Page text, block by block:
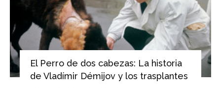
El Perro de dos cabezas: La historia
de Vladímir Démijov y los trasplantes